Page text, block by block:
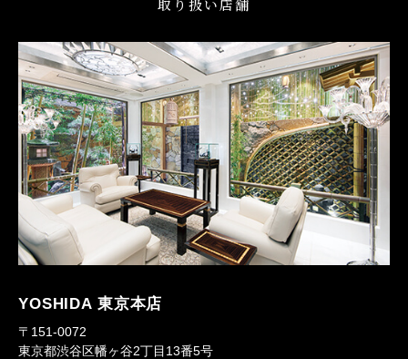
取り扱い店舗
YOSHIDA 東京本店
〒151-0072
東京都渋谷区幡ヶ谷2丁目13番5号